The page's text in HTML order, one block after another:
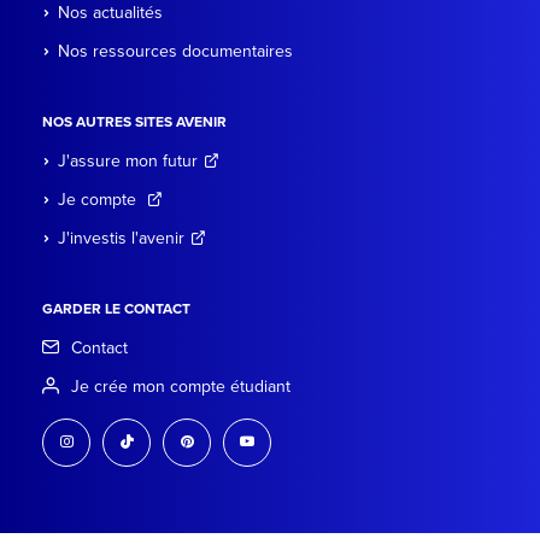
Nos actualités
Nos ressources documentaires
NOS AUTRES SITES AVENIR
J'assure mon futur
Je compte
J'investis l'avenir
GARDER LE CONTACT
Contact
Je crée mon compte étudiant
instagram tiktok pinterest youtube